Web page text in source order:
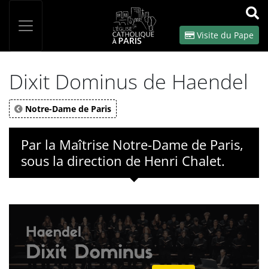
OK
Visite du Pape
Dixit Dominus de Haendel
Notre-Dame de Paris
Par la Maîtrise Notre-Dame de Paris,
sous la direction de Henri Chalet.
Panneau de gestion des cookies